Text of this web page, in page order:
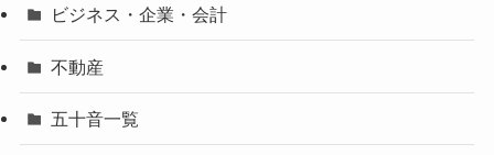
ビジネス・企業・会計
不動産
五十音一覧